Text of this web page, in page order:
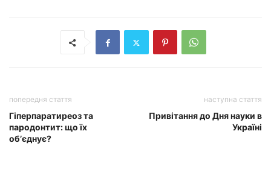
попередня стаття
Гіперпаратиреоз та
пародонтит: що їх
обʼєднує?
наступна стаття
Привітання до Дня науки в
Україні